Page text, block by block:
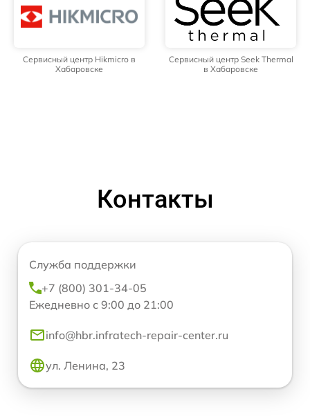
Сервисный центр Hikmicro в
Хабаровске
Сервисный центр Seek Thermal
в Хабаровске
Контакты
Служба поддержки
+7 (800) 301-34-05
Ежедневно с 9:00 до 21:00
info@hbr.infratech-repair-center.ru
ул. Ленина, 23